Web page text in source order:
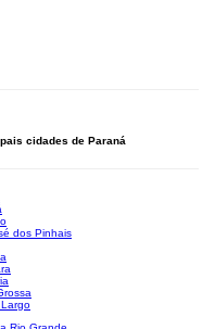
cidades de Paraná
dos Pinhais